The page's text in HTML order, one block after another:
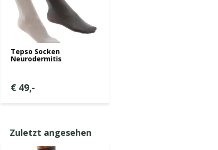
Tepso Socken
Neurodermitis
€ 49,-
Zuletzt angesehen